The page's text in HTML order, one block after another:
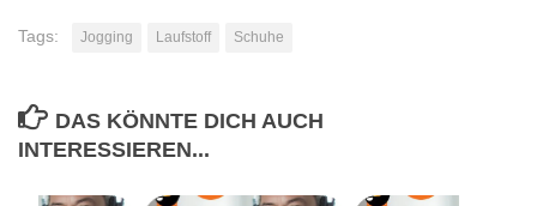
Tags: Jogging Laufstoff Schuhe
DAS KÖNNTE DICH AUCH
INTERESSIEREN...